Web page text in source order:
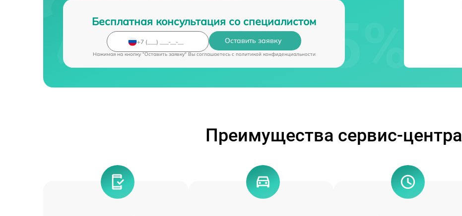
Бесплатная консультация со специалистом
Оставить заявку
Нажимая на кнопку "Оставить заявку" Вы соглашаетесь c политикой конфиденциальности
Преимущества сервис-центра